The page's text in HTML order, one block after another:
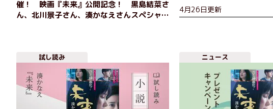
催！ 映画『未来』公開記念！ 黒島結菜さ
ん、北川景子さん、湊かなえさんスペシャル
4月26日更新
試し読み ニュース